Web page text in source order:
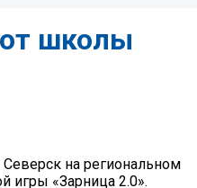
школы
на региональном
игры «Зарница 2.0».